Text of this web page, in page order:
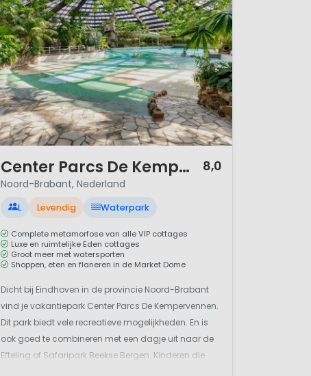
Center Parcs De Kempervennen 8,0
Noord-Brabant, Nederland
L Levendig Waterpark
Complete metamorfose van alle VIP cottages
Luxe en ruimtelijke Eden cottages
Groot meer met watersporten
Shoppen, eten en flaneren in de Market Dome
Dicht bij Eindhoven in de provincie Noord-Brabant
vind je vakantiepark Center Parcs De Kempervennen.
Dit park biedt vele recreatieve mogelijkheden. En is
ook goed te combineren met een dagje uit naar de
Efteling of Safaripark Beekse Bergen. Kinderen die